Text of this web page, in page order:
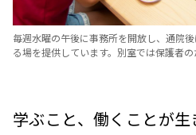
毎週水曜の午後に事務所を開放し、通院
る場を提供しています。別室では保護者の
学ぶこと、働くことが生